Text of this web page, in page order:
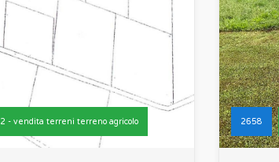
2 - vendita terreni terreno agricolo 2658